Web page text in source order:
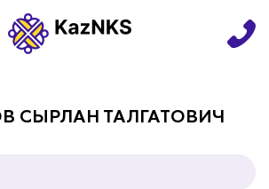
СЫРЛАН ТАЛГАТОВИЧ